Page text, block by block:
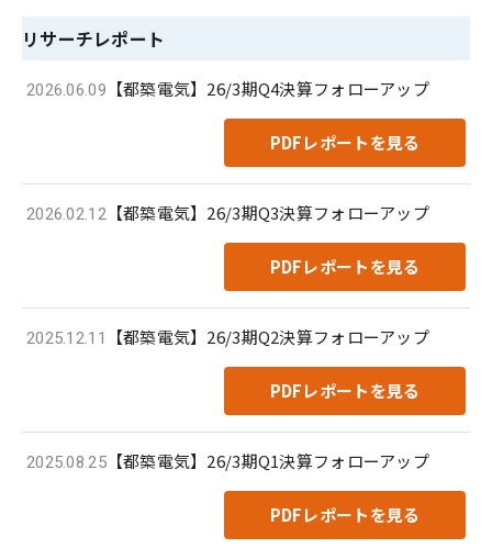
リサーチレポート
2026.06.09 【都築電気】26/3期Q4決算フォローアップ
PDFレポートを見る
2026.02.12 【都築電気】26/3期Q3決算フォローアップ
PDFレポートを見る
2025.12.11 【都築電気】26/3期Q2決算フォローアップ
PDFレポートを見る
2025.08.25【都築電気】26/3期Q1決算フォローアップ
PDFレポートを見る